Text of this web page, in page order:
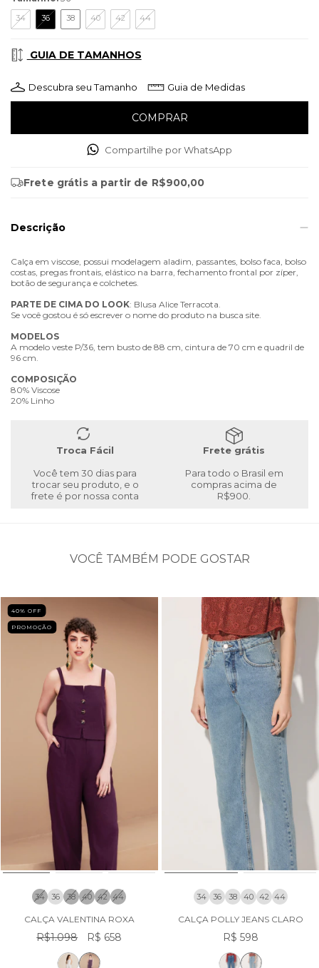
34 36 38 40 42 44
GUIA DE TAMANHOS
Descubra seu Tamanho Guia de Medidas
Compartilhe por WhatsApp
Frete grátis a partir de R$900,00
Descrição
Calça em viscose, possui modelagem aladim, passantes, bolso faca, bolso
costas, pregas frontais, elástico na barra, fechamento frontal por zíper,
botão de segurança e colchetes.
PARTE DE CIMA DO LOOK: Blusa Alice Terracota.
Se você gostou é só escrever o nome do produto na busca site.
MODELOS
A modelo veste P/36, tem busto de 88 cm, cintura de 70 cm e quadril de
96 cm.
COMPOSIÇÃO
80% Viscose
20% Linho
Troca Fácil
Você tem 30 dias para
trocar seu produto, e o
frete é por nossa conta
Frete grátis
Para todo o Brasil em
compras acima de
R$900.
VOCÊ TAMBÉM PODE GOSTAR
40% OFF
PROMOÇÃO
34 36 38 40 42 44
CALÇA VALENTINA ROXA
R$1.098 R$ 658
34 36 38 40 42 44
CALÇA POLLY JEANS CLARO
R$ 598